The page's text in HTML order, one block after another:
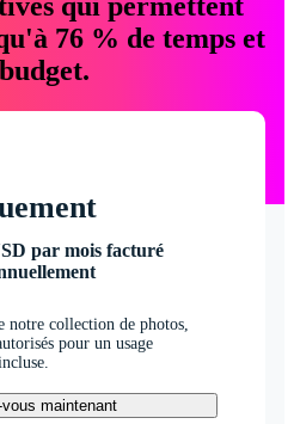
76 % de temps et
par mois facturé
notre collection de photos,
pour un usage
maintenant